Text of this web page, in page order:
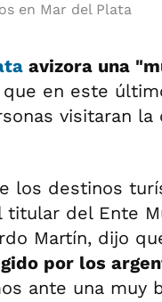
en Mar del Plata
avizora una
que en este
visitaran la
los destinos
titular del Ente
Martín, dijo
por los
ante una muy